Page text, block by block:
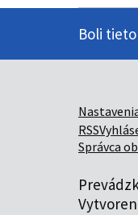
Boli
RSS
Správca